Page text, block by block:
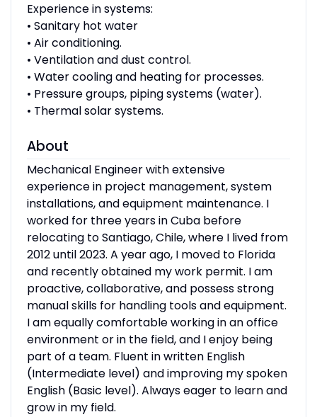
Experience in systems:
• Sanitary hot water
• Air conditioning.
• Ventilation and dust control.
• Water cooling and heating for processes.
• Pressure groups, piping systems (water).
• Thermal solar systems.
About
Mechanical Engineer with extensive
experience in project management, system
installations, and equipment maintenance. I
worked for three years in Cuba before
relocating to Santiago, Chile, where I lived from
2012 until 2023. A year ago, I moved to Florida
and recently obtained my work permit. I am
proactive, collaborative, and possess strong
manual skills for handling tools and equipment.
I am equally comfortable working in an office
environment or in the field, and I enjoy being
part of a team. Fluent in written English
(Intermediate level) and improving my spoken
English (Basic level). Always eager to learn and
grow in my field.